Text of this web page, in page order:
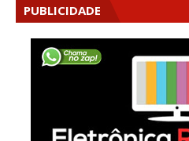
PUBLICIDADE